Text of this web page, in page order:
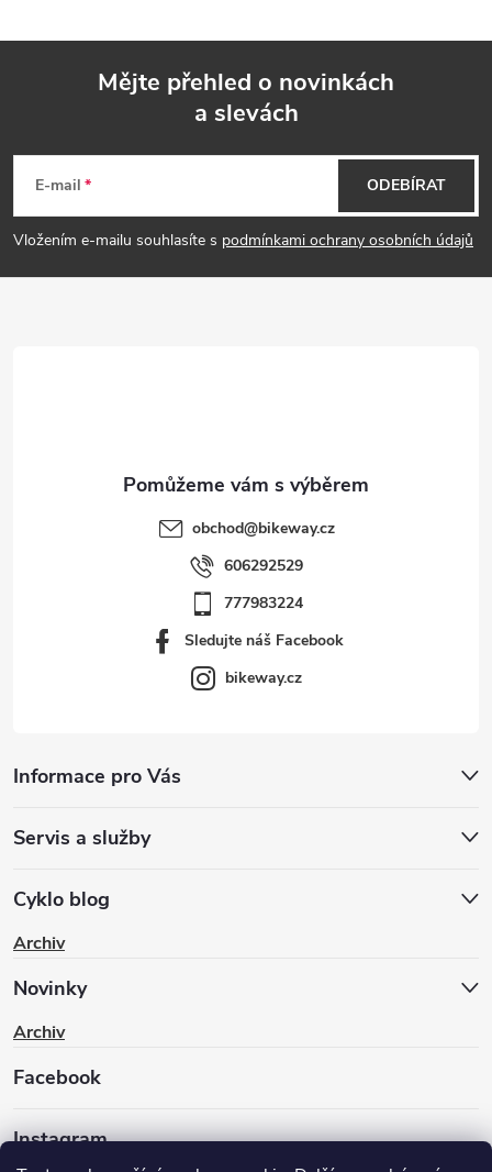
p
Mějte přehled o novinkách
a slevách
E-mail
Vložením e-mailu souhlasíte s podmínkami ochrany osobních údajů
ODEBÍRAT
obchod@bikeway.cz
606292529
777983224
Sledujte náš Facebook
bikeway.cz
Informace pro Vás
Servis a služby
Cyklo blog
Archiv
Novinky
Archiv
Facebook
Instagram